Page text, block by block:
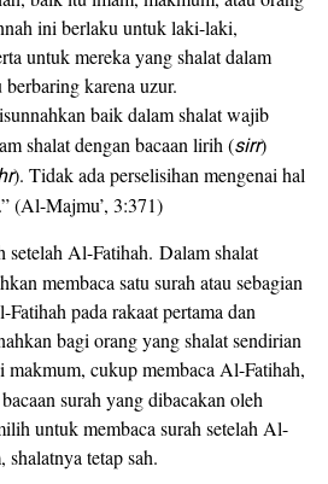
ini berlaku untuk laki-laki,
untuk mereka yang shalat dalam
karena uzur.
baik dalam shalat wajib
shalat dengan bacaan lirih (sirr)
). Tidak ada perselisihan mengenai hal
(Al-Majmu’, 3:371)
setelah Al-Fatihah. Dalam shalat
membaca satu surah atau sebagian
pada rakaat pertama dan
bagi orang yang shalat sendirian
makmum, cukup membaca Al-Fatihah,
surah yang dibacakan oleh
untuk membaca surah setelah Al-
tetap sah.